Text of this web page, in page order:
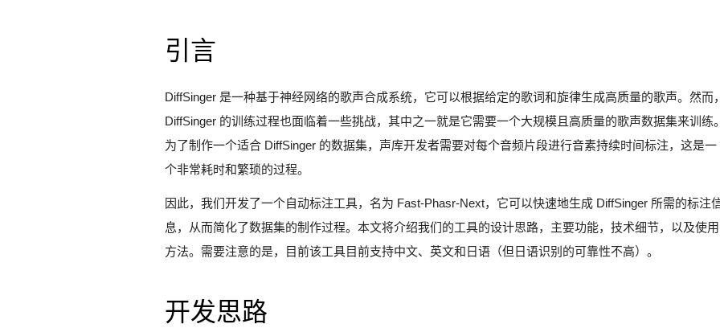
引言
DiffSinger 是一种基于神经网络的歌声合成系统，它可以根据给定的歌词和旋律生成高质量的歌声。然而
DiffSinger 的训练过程也面临着一些挑战，其中之一就是它需要一个大规模且高质量的歌声数据集来训练
为了制作一个适合 DiffSinger 的数据集，声库开发者需要对每个音频片段进行音素持续时间标注，这是一
个非常耗时和繁琐的过程。
因此，我们开发了一个自动标注工具，名为 Fast-Phasr-Next，它可以快速地生成 DiffSinger 所需的标注
息，从而简化了数据集的制作过程。本文将介绍我们的工具的设计思路，主要功能，技术细节，以及使用
方法。需要注意的是，目前该工具目前支持中文、英文和日语（但日语识别的可靠性不高）。
开发思路